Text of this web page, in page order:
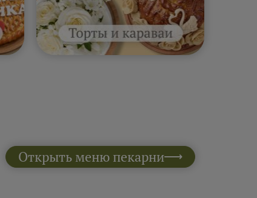
Открыть меню пекарни